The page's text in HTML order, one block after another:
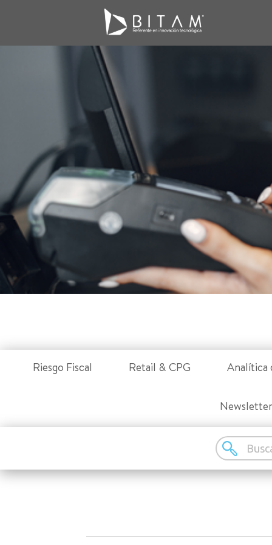
Riesgo Fiscal Retail & CPG Analítica
Newsletter